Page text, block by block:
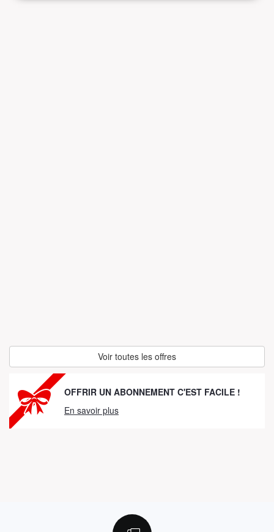
Voir toutes les offres
OFFRIR UN ABONNEMENT C'EST FACILE !
En savoir plus